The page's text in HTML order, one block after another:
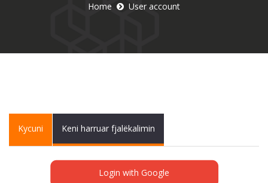
Home User account
Primary tabs
Kycuni (activeKeni harruar fjalëkalimin
Login with Google